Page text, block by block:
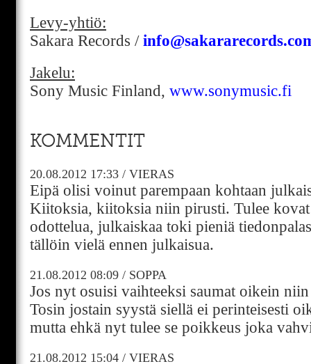
Levy-yhtiö:
Sakara Records /
Jakelu:
Sony Music Finland, www.sonymusic.fi
KOMMENTIT
20.08.2012 17:33 / VIERAS
Eipä olisi voinut parempaan kohtaan
Kiitoksia, kiitoksia niin pirusti. Tulee
odottelua, julkaiskaa toki pieniä
tällöin vielä ennen julkaisua.
21.08.2012 08:09 / SOPPA
Jos nyt osuisi vaihteeksi saumat oikein
Tosin jostain syystä siellä ei perinteisesti
mutta ehkä nyt tulee se poikkeus joka
21.08.2012 15:04 / VIERAS